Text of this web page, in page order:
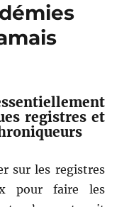
registres et
sur les registres
pour faire les